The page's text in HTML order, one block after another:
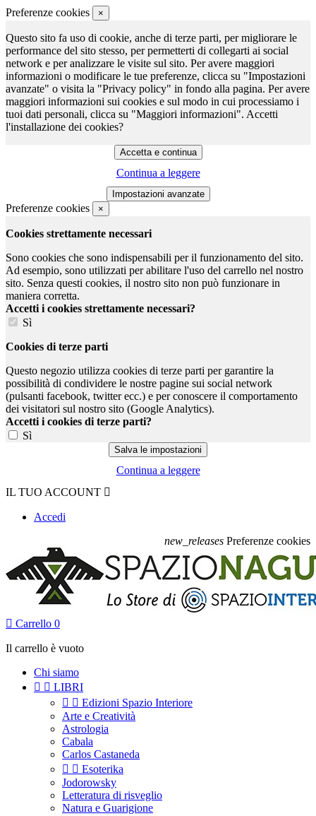
Preferenze cookies ×
Questo sito fa uso di cookie, anche di terze parti, per migliorare le
performance del sito stesso, per permetterti di collegarti ai social
network e per analizzare le visite sul sito. Per avere maggiori
informazioni o modificare le tue preferenze, clicca su "Impostazioni
avanzate" o visita la "Privacy policy" in fondo alla pagina. Per avere
maggiori informazioni sui cookies e sul modo in cui processiamo i
tuoi dati personali, clicca su "Maggiori informazioni". Accetti
l'installazione dei cookies?
Continua a leggere
Preferenze cookies ×
Cookies strettamente necessari
Sono cookies che sono indispensabili per il funzionamento del sito.
Ad esempio, sono utilizzati per abilitare l'uso del carrello nel nostro
sito. Senza questi cookies, il nostro sito non può funzionare in
maniera corretta.
Accetti i cookies strettamente necessari?
Sì
Cookies di terze parti
Questo negozio utilizza cookies di terze parti per garantire la
possibilità di condividere le nostre pagine sui social network
(pulsanti facebook, twitter ecc.) e per conoscere il comportamento
dei visitatori sul nostro sito (Google Analytics).
Accetti i cookies di terze parti?
Sì
Continua a leggere
IL TUO ACCOUNT 
Accedi
new_releases Preferenze cookies
 Carrello 0
Il carrello è vuoto
Chi siamo
  LIBRI
  Edizioni Spazio Interiore
Arte e Creatività
Astrologia
Cabala
Carlos Castaneda
  Esoterika
Jodorowsky
Letteratura di risveglio
Natura e Guarigione